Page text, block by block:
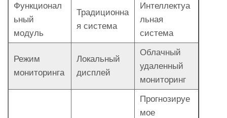
Функционал
ьный
модуль
Традиционна
я система
Интеллектуа
льная
система
Режим
мониторинга
Локальный
дисплей
Облачный
удаленный
мониторинг
Прогнозируе
мое